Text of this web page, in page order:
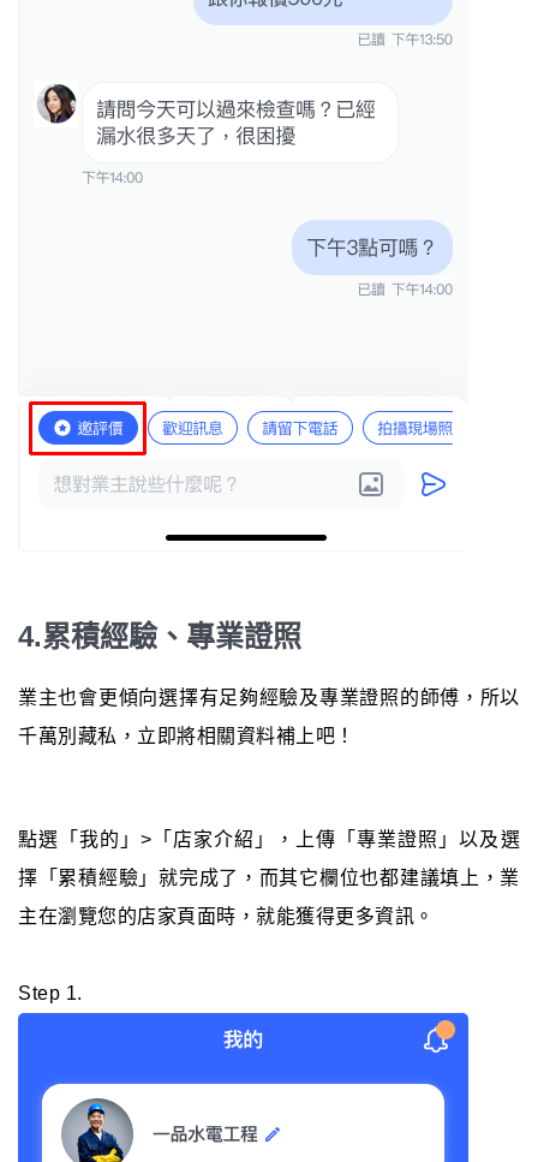
4.累積經驗、專業證照
業主也會更傾向選擇有足夠經驗及專業證照的師傅，所以
千萬別藏私，立即將相關資料補上吧！
點選「我的」>「店家介紹」，上傳「專業證照」以及選
擇「累積經驗」就完成了，而其它欄位也都建議填上，業
主在瀏覽您的店家頁面時，就能獲得更多資訊。
Step 1.